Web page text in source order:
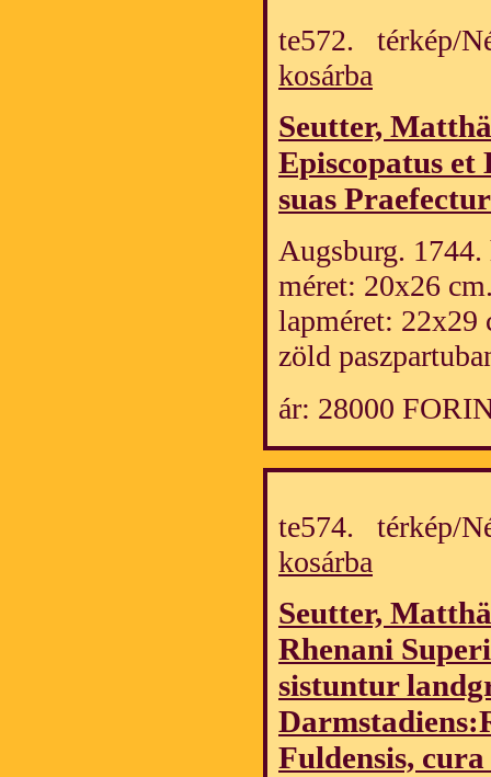
te572. térkép/
kosárba
Seutter,
Episcopatus et
suas
Augsburg. 1744.
méret: 20x26
lapméret: 22x29
zöld
ár: 28000
te574. térkép/
kosárba
Seutter,
Rhenani
sistuntur
Fuldensis,